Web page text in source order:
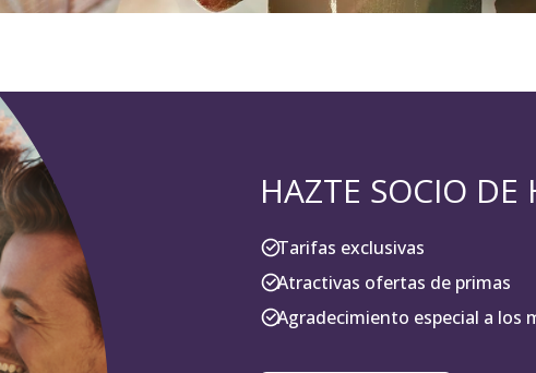
HAZTE SOCIO DE
Tarifas exclusivas
Atractivas ofertas de primas
Agradecimiento especial a los